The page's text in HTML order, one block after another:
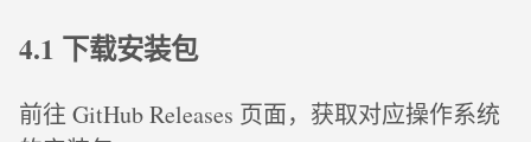
4.1 下载安装包
前往 GitHub Releases 页面，获取对应操作系统